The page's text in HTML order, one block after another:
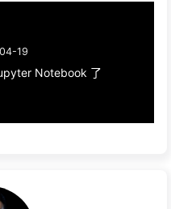
下一篇